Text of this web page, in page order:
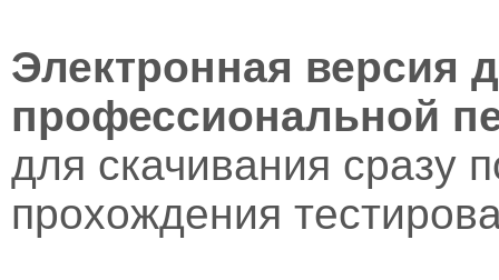
Электронная версия
профессиональной
для скачивания сразу
прохождения